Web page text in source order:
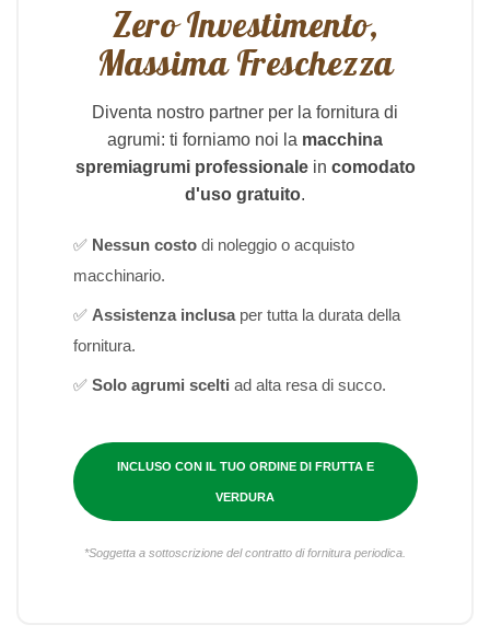
Zero Investimento,
Massima Freschezza
Diventa nostro partner per la fornitura di
agrumi: ti forniamo noi la macchina
spremiagrumi professionalein comodato
d'uso gratuito.
✅ Nessun costodi noleggio o acquisto
macchinario.
✅ Assistenza inclusaper tutta la durata della
fornitura.
✅ Solo agrumi scelti ad alta resa di succo.
INCLUSO CON IL TUO ORDINE DI FRUTTA E
VERDURA
*Soggetta a sottoscrizione del contratto di fornitura periodica.